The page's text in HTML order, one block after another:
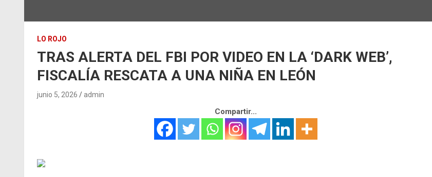
LO ROJO
TRAS ALERTA DEL FBI POR VIDEO EN LA ‘DARK WEB’,
FISCALÍA RESCATA A UNA NIÑA EN LEÓN
junio 5, 2026 admin
Compartir...